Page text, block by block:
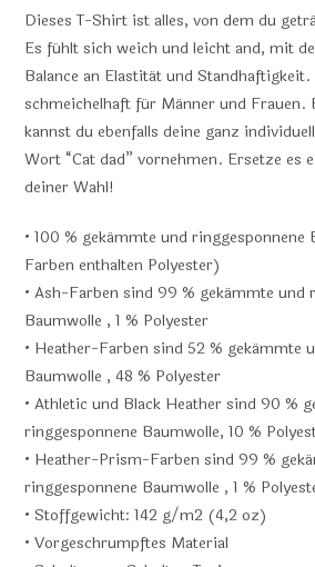
Dieses T-Shirt ist alles, von dem du
Es fühlt sich weich und leicht and, mit
Balance an Elastität und
schmeichelhaft für Männer und Frauen.
kannst du ebenfalls deine ganz
Wort “Cat dad” vornehmen. Ersetze es
deiner Wahl!
• 100 % gekämmte und
Farben enthalten Polyester)
• Ash-Farben sind 99 % gekämmte und
Baumwolle , 1 % Polyester
• Heather-Farben sind 52 % gekämmte
Baumwolle , 48 % Polyester
• Athletic und Black Heather sind 90 %
ringgesponnene Baumwolle, 10 %
• Heather-Prism-Farben sind 99 %
ringgesponnene Baumwolle , 1 %
• Stoffgewicht: 142 g/m2 (4,2 oz)
• Vorgeschrumpftes Material